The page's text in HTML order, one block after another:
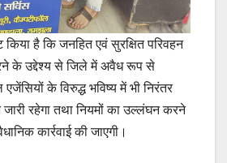
किया है कि जनहित एवं सुरक्षित परिवहन
के उद्देश्य से जिले में अवैध रूप से
के विरुद्ध भविष्य में भी निरंतर
रहेगा तथा नियमों का उल्लंघन करने
कार्रवाई की जाएगी।